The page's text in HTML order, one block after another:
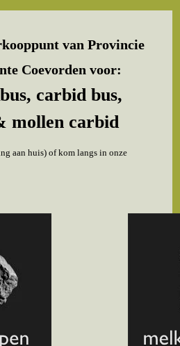
van Provincie
Coevorden voor:
carbid bus,
mollen carbid
aan huis) of kom langs in onze